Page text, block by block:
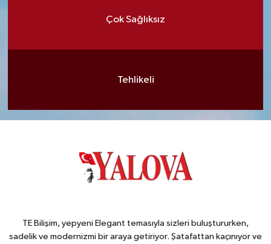
Çok Sağlıksız
Tehlikeli
TE Bilişim, yepyeni Elegant temasıyla sizleri buluştururken,
sadelik ve modernizmi bir araya getiriyor. Şatafattan kaçınıyor ve